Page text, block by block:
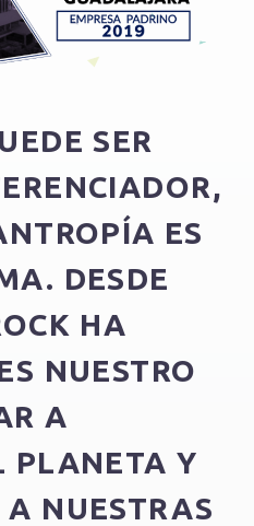
SER
ES
DESDE
HA
NUESTRO
A
PLANETA Y
NUESTRAS